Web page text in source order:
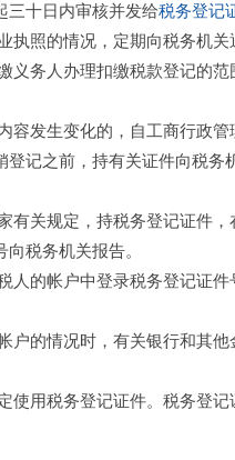
三十日内审核并发给税务登记
照的情况，定期向税务机关
务人办理扣缴税款登记的范
生变化的，自工商行政管
记之前，持有关证件向税务
关规定，持税务登记证件，
税务机关报告。
的帐户中登录税务登记证件
的情况时，有关银行和其他
税务登记证件。税务登记